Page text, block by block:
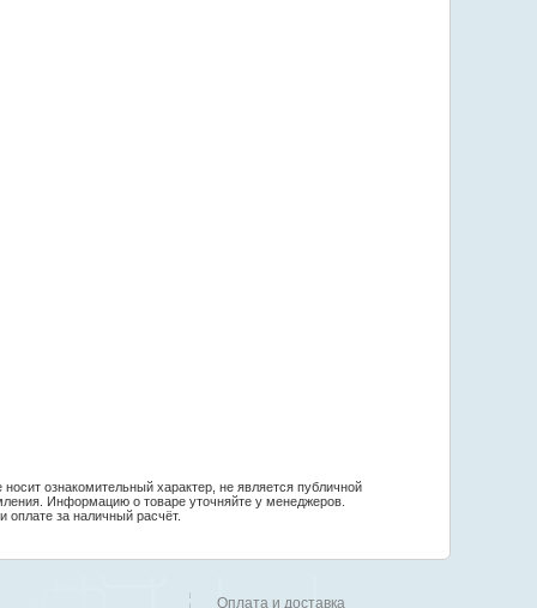
ознакомительный характер, не является публичной
Информацию о товаре уточняйте у менеджеров.
оплате за наличный расчёт.
Оплата и доставка